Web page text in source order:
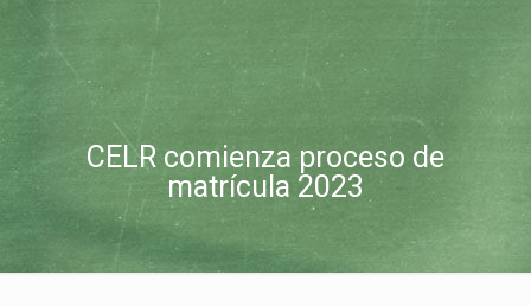
CELR comienza proceso de
matrícula 2023